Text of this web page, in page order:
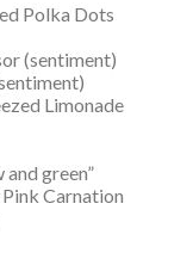
Polka Dots
(sentiment)
Limonade
green”
Carnation